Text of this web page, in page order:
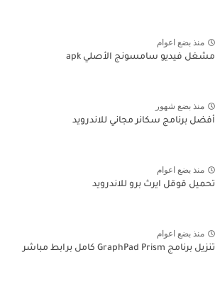
منذ بضع اعوام
مشغل فيديو سامسونج الأصلي apk
منذ بضع شهور
أفضل برنامج سكانر مجاني للاندرويد
منذ بضع اعوام
تحميل قوقل ايرث برو للاندرويد
منذ بضع اعوام
تنزيل برنامج GraphPad Prism كامل برابط مباشر